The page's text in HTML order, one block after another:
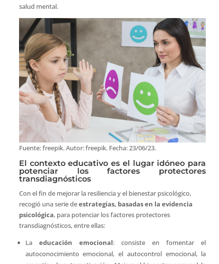
salud mental.
Fuente: freepik. Autor: freepik. Fecha: 23/06/23.
El contexto educativo es el lugar idóneo para
potenciar los factores protectores
transdiagnósticos
Con el fin de mejorar la resiliencia y el bienestar psicológico,
recogió una serie deestrategias, basadas en la evidencia
psicológica, para potenciar los factores protectores
transdiagnósticos, entre ellas:
La educación emocional: consiste en fomentar el
autoconocimiento emocional, el autocontrol emocional, la